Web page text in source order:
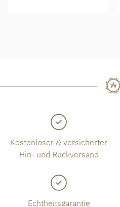
Kostenloser & versicherter
Hin- und Rückversand
Echtheitsgarantie